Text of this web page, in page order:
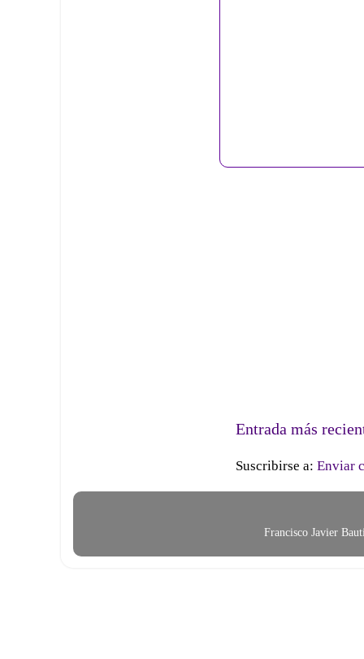
Entrada más
Suscribirse a: Enviar
Francisco Javier